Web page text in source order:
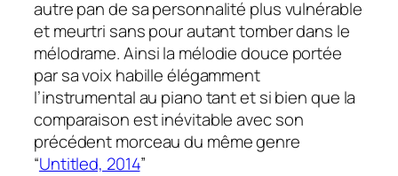
autre pan de sa personnalité plus vulnérable
et meurtri sans pour autant tomber dans le
mélodrame. Ainsi la mélodie douce portée
par sa voix habille élégamment
l’instrumental au piano tant et si bien que la
comparaison est inévitable avec son
précédent morceau du même genre
“Untitled, 2014”